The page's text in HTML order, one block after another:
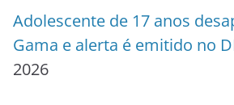
Adolescente de 17 anos
Gama e alerta é emitido no
2026